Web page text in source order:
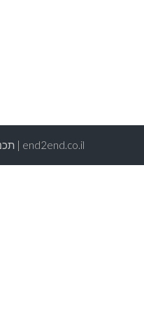
end2end.co.il | תכנון ועיצוב עד הפרט האחרון.